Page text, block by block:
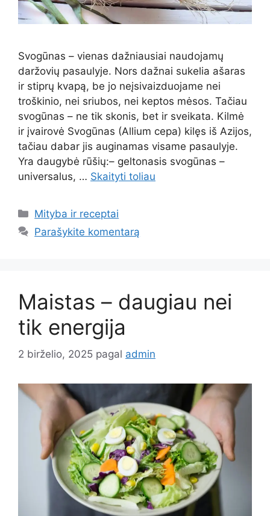
Svogūnas – vienas dažniausiai naudojamų
daržovių pasaulyje. Nors dažnai sukelia ašaras
ir stiprų kvapą, be jo neįsivaizduojame nei
troškinio, nei sriubos, nei keptos mėsos. Tačiau
svogūnas – ne tik skonis, bet ir sveikata. Kilmė
ir įvairovė Svogūnas (Allium cepa) kilęs iš Azijos,
tačiau dabar jis auginamas visame pasaulyje.
Yra daugybė rūšių:– geltonasis svogūnas –
universalus, … Skaityti toliau
Kategorijos
Mityba ir receptai
Parašykite komentarą
Maistas – daugiau nei
tik energija
2 birželio, 2025 pagal admin